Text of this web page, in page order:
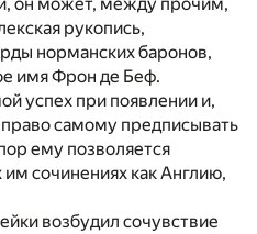
рукопись,
норманских баронов,
имя Фрон де Беф.
успех при появлении и,
самому предписывать
ему позволяется
сочинениях как Англию,
возбудил сочувствие